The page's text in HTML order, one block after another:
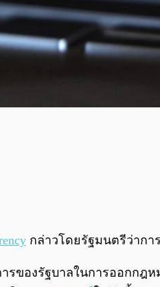
กล่าวโดยรัฐมนตรีว่ากา
ของรัฐบาลในการออกก